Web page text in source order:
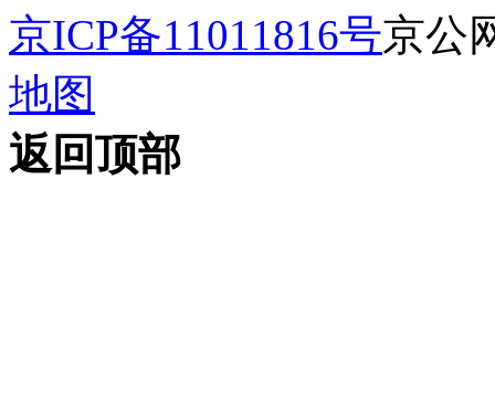
京ICP备11011816号京公
地图
返回顶部